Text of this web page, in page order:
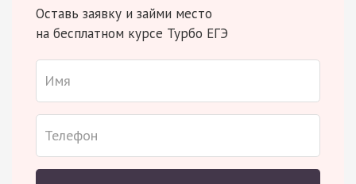
Оставь заявку и займи место
на бесплатном курсе Турбо ЕГЭ